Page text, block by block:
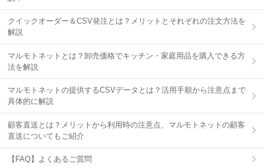
クイックオーダー＆CSV発注とは？メリットとそれぞれの注文方法を
解説
マルモトネットとは？卸売価格でキッチン・家庭用品を購入できる方
法を解説
マルモトネットの提供するCSVデータとは？活用手順から注意点まで
具体的に解説
顧客直送とは？メリットから利用時の注意点、マルモトネットの顧客
直送についてもご紹介
【FAQ】よくあるご質問